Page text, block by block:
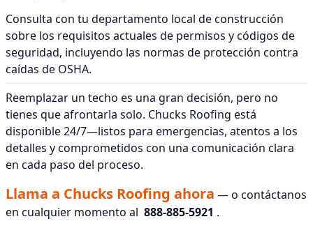
Consulta con tu departamento local de construcción
sobre los requisitos actuales de permisos y códigos de
seguridad, incluyendo las normas de protección contra
caídas de OSHA.
Reemplazar un techo es una gran decisión, pero no
tienes que afrontarla solo. Chucks Roofing está
disponible 24/7—listos para emergencias, atentos a los
detalles y comprometidos con una comunicación clara
en cada paso del proceso.
Llama a Chucks Roofing ahora — o contáctanos
en cualquier momento al 888-885-5921 .